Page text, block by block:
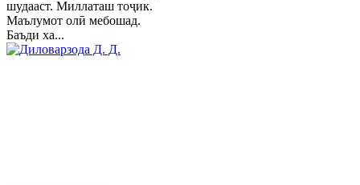
шудааст. Миллаташ тоҷик.
Маълумот олӣ мебошад.
Баъди ха...